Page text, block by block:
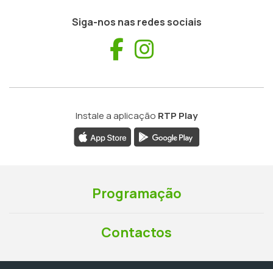
Siga-nos nas redes sociais
Facebook
Instale a aplicação RTP Play
Programação
Contactos